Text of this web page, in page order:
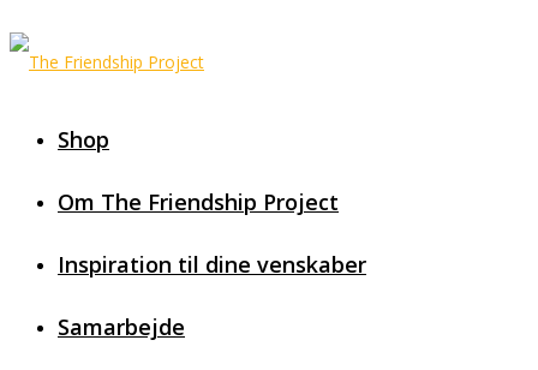
Shop
Om The Friendship Project
Inspiration til dine venskaber
Samarbejde